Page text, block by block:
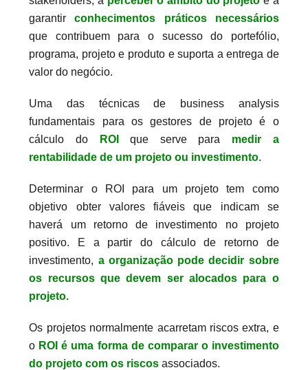
garantirconhecimentos práticos necessários
que contribuem para o sucesso do portefólio,
programa, projeto e produto e suporta a entrega de
valor do negócio.
Uma das técnicas de business analysis
fundamentais para os gestores de projeto é o
cálculo do
ROI que serve para medir a
rentabilidade de um projeto ou investimento.
Determinar o ROI para um projeto tem como
objetivo obter valores fiáveis que indicam se
haverá um retorno de investimento no projeto
positivo. E a partir do cálculo de retorno de
investimento, a organização pode decidir sobre
os recursos que devem ser alocados para o
projeto.
Os projetos normalmente acarretam riscos extra, e
o ROI é uma forma de comparar o investimento
do projeto com os riscos associados.